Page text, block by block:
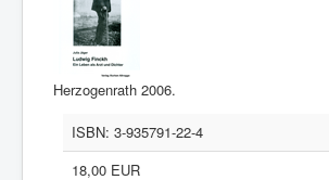
Herzogenrath 2006.
ISBN: 3-935791-22-4
18,00 EUR